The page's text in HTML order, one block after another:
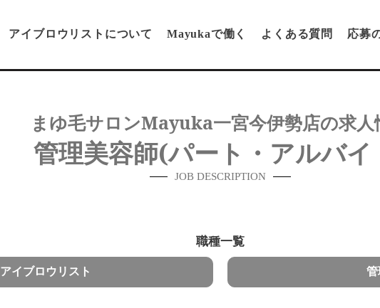
アイブロウリストについて Mayukaで働く よくある質問 応募
まゆ毛サロンMayuka一宮今伊勢店の求人
管理美容師(パート・アルバ
JOB DESCRIPTION
職種一覧
アイブロウリスト 管